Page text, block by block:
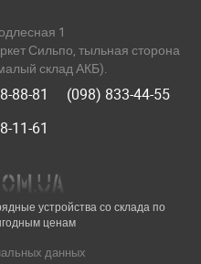
устройства со склада по
ценам
данных
1
Сильпо, тыльная сторона
склад АКБ).
88-81
(098) 833-44-55
11-61